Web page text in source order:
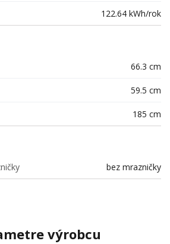
122.64 kWh/rok
66.3 cm
59.5 cm
185 cm
bez mrazničky
výrobcu